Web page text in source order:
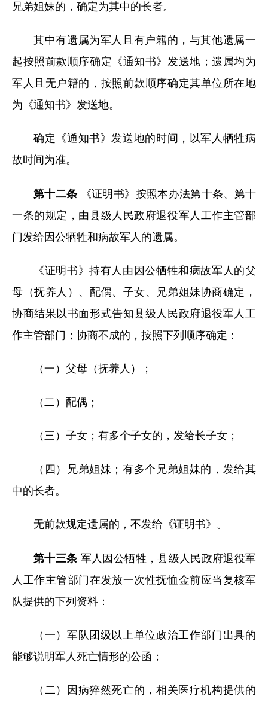
兄弟姐妹的，确定为其中的长者。
其中有遗属为军人且有户籍的，与其他遗属一
起按照前款顺序确定《通知书》发送地；遗属均为
军人且无户籍的，按照前款顺序确定其单位所在地
为《通知书》发送地。
确定《通知书》发送地的时间，以军人牺牲病
故时间为准。
第十二条
《证明书》按照本办法第十条、第十
一条的规定，由县级人民政府退役军人工作主管部
门发给因公牺牲和病故军人的遗属。
《证明书》持有人由因公牺牲和病故军人的父
母（抚养人）、配偶、子女、兄弟姐妹协商确定，
协商结果以书面形式告知县级人民政府退役军人工
作主管部门；协商不成的，按照下列顺序确定：
（一）父母（抚养人）；
（二）配偶；
（三）子女；有多个子女的，发给长子女；
（四）兄弟姐妹；有多个兄弟姐妹的，发给其
中的长者。
无前款规定遗属的，不发给《证明书》。
第十三条 军人因公牺牲，县级人民政府退役军
人工作主管部门在发放一次性抚恤金前应当复核军
队提供的下列资料：
（一）军队团级以上单位政治工作部门出具的
能够说明军人死亡情形的公函；
（二）因病猝然死亡的，相关医疗机构提供的